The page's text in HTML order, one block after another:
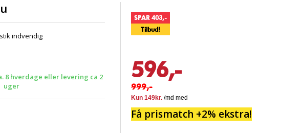
indvendig
8 hverdage eller levering ca 2
uger
SPAR 403,-
Tilbud!
596,-
999,-
Få prismatch +2% ekstra!